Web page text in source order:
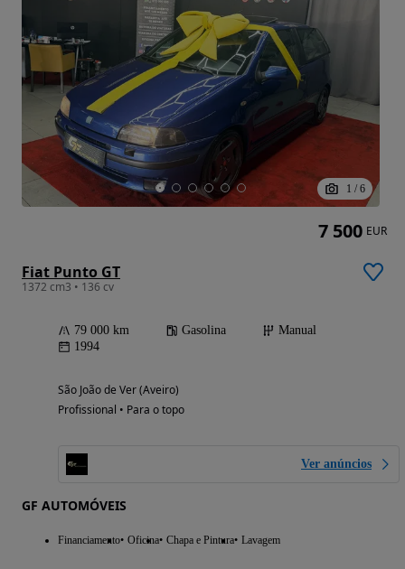
1 / 6
Fiat Punto GT
1372 cm3 • 136 cv
79 000 km Gasolina
Manual
1994
São João de Ver (Aveiro)
Profissional • Para o topo
Ver anúncios
GF AUTOMÓVEIS
Financiamento Oficina Chapa e Pintura Lavagem
7 500 EUR